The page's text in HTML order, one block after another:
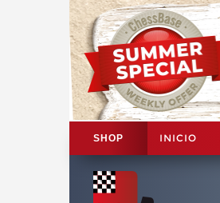
SHOP INICIO